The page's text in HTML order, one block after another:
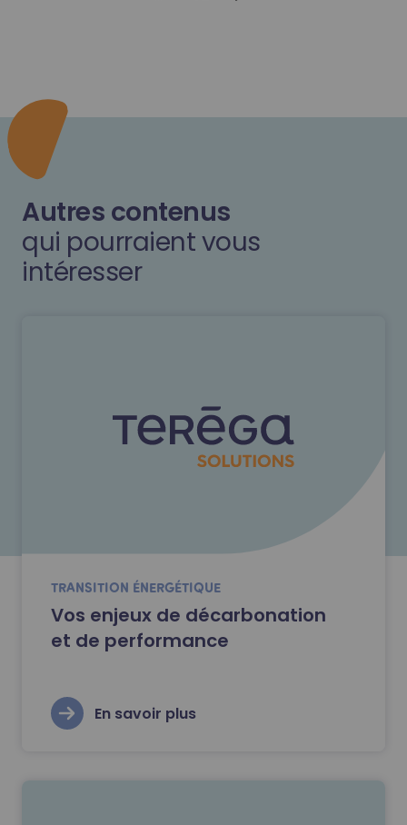
Autres contenus
qui pourraient vous
intéresser
TRANSITION ÉNERGÉTIQUE
Vos enjeux de décarbonation
et de performance
En savoir plus